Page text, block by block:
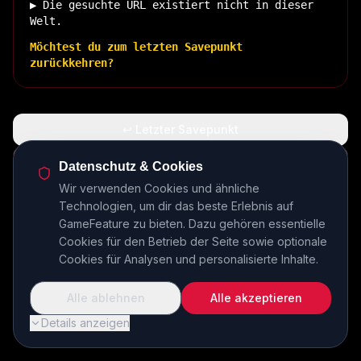
▶ Die gesuchte URL existiert nicht in dieser
Welt.
Möchtest du zum letzten Savepunkt
zurückkehren?
🏠 Zurück zur Basis
INSERT COIN TO CONTINUE...
Datenschutz & Cookies
Wir verwenden Cookies und ähnliche
Technologien, um dir das beste Erlebnis auf
GameFeature zu bieten. Dazu gehören essentielle
Cookies für den Betrieb der Seite sowie optionale
Cookies für Analysen und personalisierte Inhalte.
Details anzeigen
Alle ablehnen Alle akzeptieren